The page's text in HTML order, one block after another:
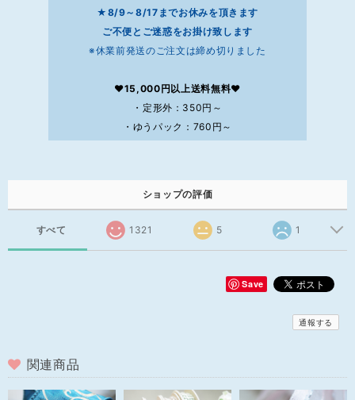
★8/9～8/17までお休みを頂きます
ご不便とご迷惑をお掛け致します
※休業前発送のご注文は締め切りました
❤15,000円以上送料無料❤
・定形外：350円～
・ゆうパック：760円～
ショップの評価
すべて 1321 5 1
Save
通報する
関連商品